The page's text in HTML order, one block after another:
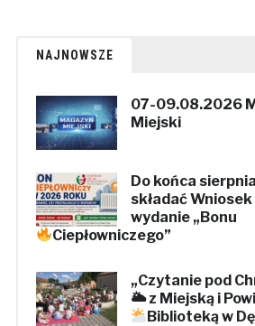
NAJNOWSZE
07-09.08.2026
Miejski
Do końca
składać Wniosek
wydanie „Bonu
Ciepłowniczego”
„Czytanie pod
🌥 z Miejską i
Biblioteką w